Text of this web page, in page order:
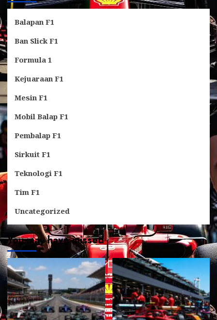
Balapan F1
Ban Slick F1
Formula 1
Kejuaraan F1
Mesin F1
Mobil Balap F1
Pembalap F1
Sirkuit F1
Teknologi F1
Tim F1
Uncategorized
You may have missed